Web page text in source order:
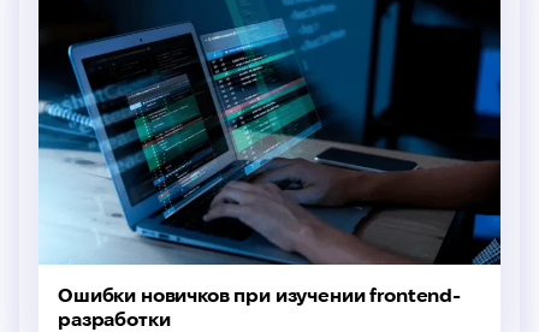
Ошибки новичков при изучении frontend-
разработки